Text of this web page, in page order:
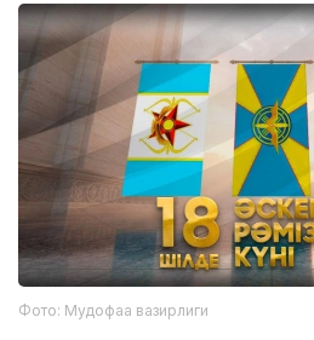
Фото: Мудофаа вазирлиги